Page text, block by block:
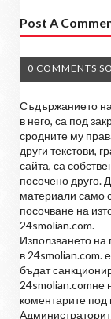
Post A
0 COMMENTS
Съдържанието на
в него, са под
сродните му
други текстови,
сайта, са
посочено друго.
материали само
посочване на
24smolian.com.
Използването
в 24smolian.com.
бъдат
24smolian.comне
коментарите под